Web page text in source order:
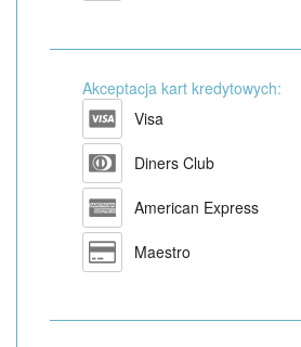
Akceptacja kart kredytowych:
Visa
Diners Club
American Express
Maestro